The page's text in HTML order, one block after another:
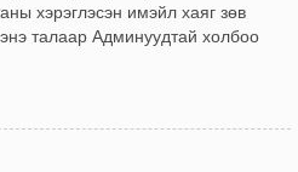
хэрэглэсэн имэйл хаяг зөв
энэ талаар Админуудтай холбоо